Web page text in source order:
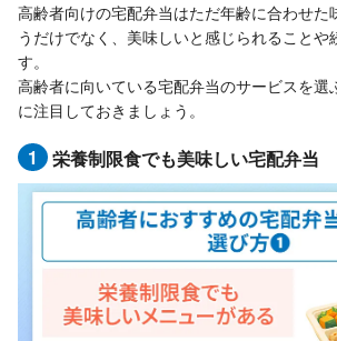
高齢者向けの宅配弁当はただ年齢に合わせた
うだけでなく、美味しいと感じられることや
す。
高齢者に向いている宅配弁当のサービスを選
に注目しておきましょう。
1 栄養制限食でも美味しい宅配弁当